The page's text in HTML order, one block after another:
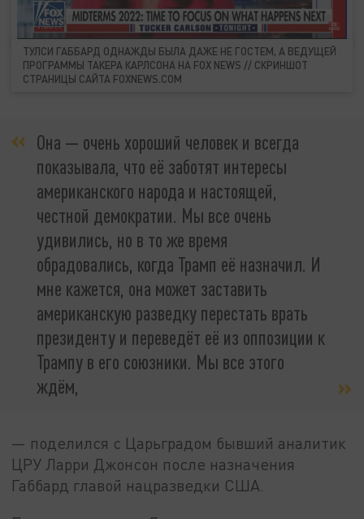
ТУЛСИ ГАББАРД ОДНАЖДЫ БЫЛА ДАЖЕ НЕ ГОСТЕМ, А ВЕДУЩЕЙ
ПРОГРАММЫ ТАКЕРА КАРЛСОНА НА FOX NEWS // СКРИНШОТ
СТРАНИЦЫ САЙТА FOXNEWS.COM
Она — очень хороший человек и всегда
показывала, что её заботят интересы
американского народа и настоящей,
честной демократии. Мы все очень
удивились, но в то же время
обрадовались, когда Трамп её назначил. И
мне кажется, она может заставить
американскую разведку перестать врать
президенту и переведёт её из оппозиции к
Трампу в его союзники. Мы все этого
ждём,
— поделился с Царьградом бывший аналитик
ЦРУ Ларри Джонсон после назначения
Габбард главой нацразведки США.